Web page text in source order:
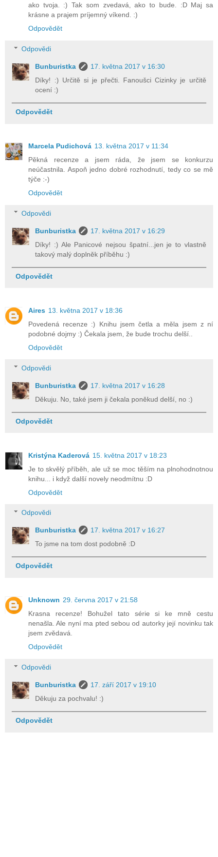
ako tvoja. :) Tak som zvedavá, ako to bude. :D Maj sa
krásne a prajem príjemný víkend. :)
Odpovědět
Odpovědi
Bunburistka
17. května 2017 v 16:30
Díky! :) Určitě si je přečti. Fanoušci Cizinky je určitě
ocení :)
Odpovědět
Marcela Pudichová 13. května 2017 v 11:34
Pěkná recenze a jsem ráda, že jsem se konkurzu
neúčastnila. Aspoň jedno dobré rozhodnutí, tedy co se mě
týče :-)
Odpovědět
Odpovědi
Bunburistka
17. května 2017 v 16:29
Díky! :) Ale Panicové nejsou špatní...jen je to vlastně
takový malý doplněk příběhu :)
Odpovědět
Aires 13. května 2017 v 18:36
Povedená recenze :) Knihu jsem četla a měla jsem z ní
podobné dojmy :) Čekala jsem, že bude trochu delší..
Odpovědět
Odpovědi
Bunburistka
17. května 2017 v 16:28
Děkuju. No, také jsem ji čekala poněkud delší, no :)
Odpovědět
Kristýna Kaderová 15. května 2017 v 18:23
Je to skvělý příběh, ale už se moc těším na plnohodnotnou
knihu... i když další novely neodmítnu :D
Odpovědět
Odpovědi
Bunburistka
17. května 2017 v 16:27
To jsme na tom dost podobně :D
Odpovědět
Unknown 29. června 2017 v 21:58
Krasna recenze! Bohužel tato série si ke mně cestu
nenašla. Ale nyní ma pted sebou od autorky její novinku tak
jsem zvědavá.
Odpovědět
Odpovědi
Bunburistka
17. září 2017 v 19:10
Děkuju za pochvalu! :)
Odpovědět